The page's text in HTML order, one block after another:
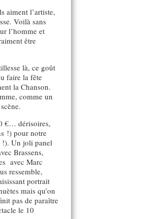
aiment l’artiste,
Voilà sans
l’homme et
être
là, ce goût
faire la fête
la Chanson.
comme un
€… dérisoires,
!) pour notre
!). Un joli panel
Brassens,
avec Marc
ressemble,
portrait
mais qu’on
pas de paraître
le 10